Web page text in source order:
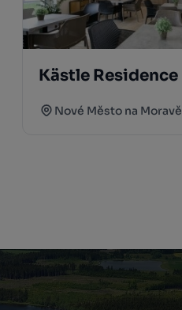
Kästle Residence
Nové Město na Moravě